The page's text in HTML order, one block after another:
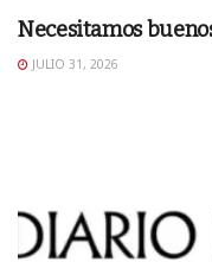
Necesitamos
JULIO 31, 2026